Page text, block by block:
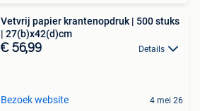
Vetvrij papier krantenopdruk | 500 stuks
| 27(b)x42(d)cm
€ 56,99 Details
Bezoek website 4 mei 26